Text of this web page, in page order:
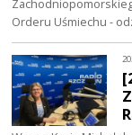
Orderu Uśmiechu -